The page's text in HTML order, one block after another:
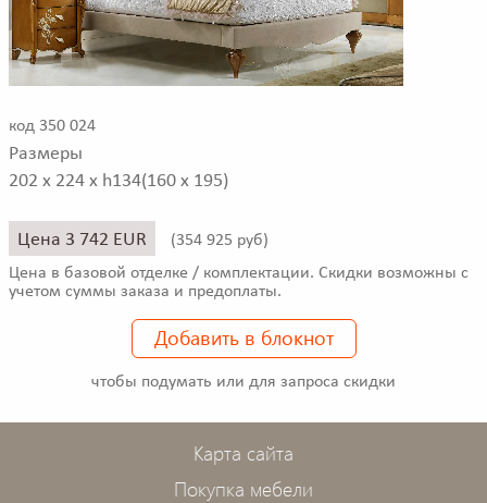
код 350 024
Размеры
202 x 224 x h134(160 x 195)
Цена 3 742 EUR (354 925 руб)
Цена в базовой отделке / комплектации. Скидки возможны с
учетом суммы заказа и предоплаты.
Добавить в блокнот
чтобы подумать или для запроса скидки
Карта сайта
Покупка мебели